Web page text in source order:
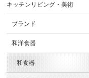
キッチンリビング・美術
ブランド
和洋食器
和食器